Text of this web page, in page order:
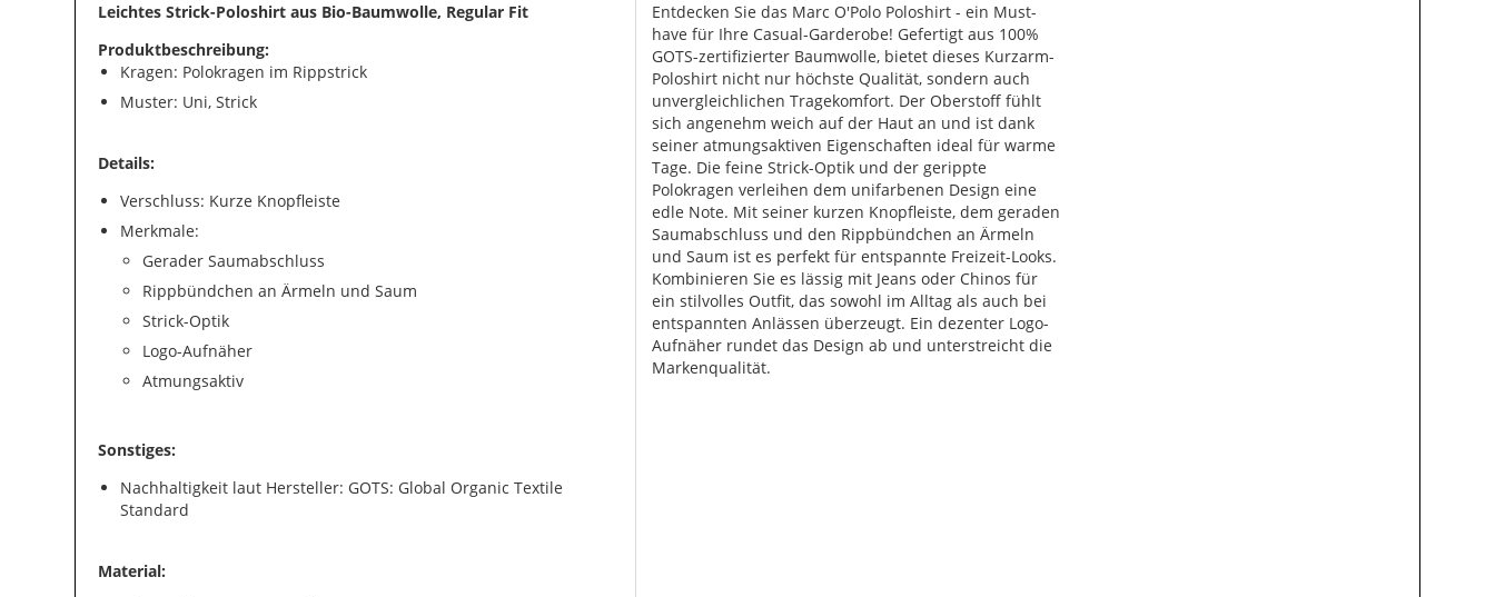
Leichtes Strick-Poloshirt aus Bio-Baumwolle, Regular Fit
Produktbeschreibung:
Kragen: Polokragen im Rippstrick
Muster: Uni, Strick
Details:
Verschluss: Kurze Knopfleiste
Merkmale:
Gerader Saumabschluss
Rippbündchen an Ärmeln und Saum
Strick-Optik
Logo-Aufnäher
Atmungsaktiv
Sonstiges:
Nachhaltigkeit laut Hersteller: GOTS: Global Organic Textile
Standard
Material:
Entdecken Sie das Marc O'Polo Poloshirt - ein Must-
have für Ihre Casual-Garderobe! Gefertigt aus 100%
GOTS-zertifizierter Baumwolle, bietet dieses Kurzarm-
Poloshirt nicht nur höchste Qualität, sondern auch
unvergleichlichen Tragekomfort. Der Oberstoff fühlt
sich angenehm weich auf der Haut an und ist dank
seiner atmungsaktiven Eigenschaften ideal für warme
Tage. Die feine Strick-Optik und der gerippte
Polokragen verleihen dem unifarbenen Design eine
edle Note. Mit seiner kurzen Knopfleiste, dem geraden
Saumabschluss und den Rippbündchen an Ärmeln
und Saum ist es perfekt für entspannte Freizeit-Looks.
Kombinieren Sie es lässig mit Jeans oder Chinos für
ein stilvolles Outfit, das sowohl im Alltag als auch bei
entspannten Anlässen überzeugt. Ein dezenter Logo-
Aufnäher rundet das Design ab und unterstreicht die
Markenqualität.